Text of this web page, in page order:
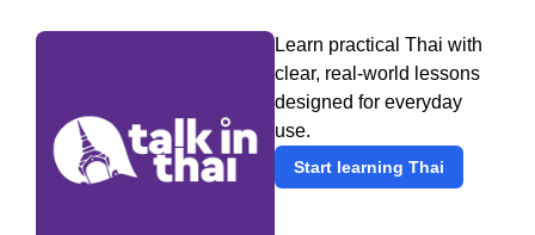
Learn practical Thai with
clear, real-world lessons
designed for everyday
use.
Start learning Thai